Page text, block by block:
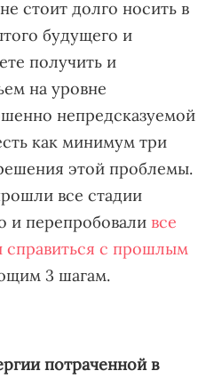
стоит долго носить в
будущего и
получить и
на уровне
непредсказуемой
как минимум три
этой проблемы.
все стадии
и перепробовали все
с прошлым
3 шагам.
потраченной в